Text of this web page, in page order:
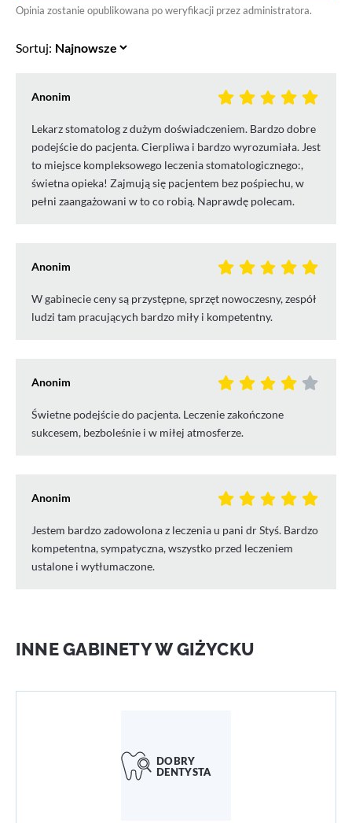
Opinia zostanie opublikowana po weryfikacji przez administratora.
Sortuj:
Anonim
Lekarz stomatolog z dużym doświadczeniem. Bardzo dobre
podejście do pacjenta. Cierpliwa i bardzo wyrozumiała. Jest
to miejsce kompleksowego leczenia stomatologicznego:,
świetna opieka! Zajmują się pacjentem bez pośpiechu, w
pełni zaangażowani w to co robią. Naprawdę polecam.
Anonim
W gabinecie ceny są przystępne, sprzęt nowoczesny, zespół
ludzi tam pracujących bardzo miły i kompetentny.
Anonim
Świetne podejście do pacjenta. Leczenie zakończone
sukcesem, bezboleśnie i w miłej atmosferze.
Anonim
Jestem bardzo zadowolona z leczenia u pani dr Styś. Bardzo
kompetentna, sympatyczna, wszystko przed leczeniem
ustalone i wytłumaczone.
INNE GABINETY W GIŻYCKU